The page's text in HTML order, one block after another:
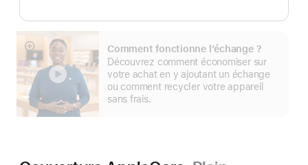
Comment fonctionne l’échange ?
Découvrez comment économiser sur
votre achat en y ajoutant un échange
ou comment recycler votre appareil
sans frais.
En
montrer
plus